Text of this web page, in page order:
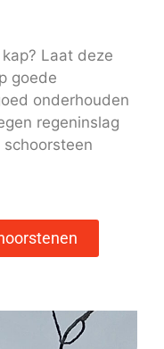
Laat deze
goede
onderhouden
regeninslag